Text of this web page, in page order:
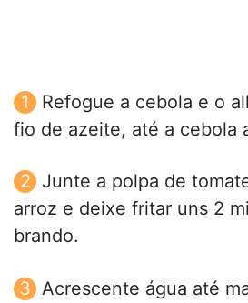
Refogue a cebola e o
fio de azeite, até a cebola
Junte a polpa de
arroz e deixe fritar uns 2
brando.
Acrescente água até